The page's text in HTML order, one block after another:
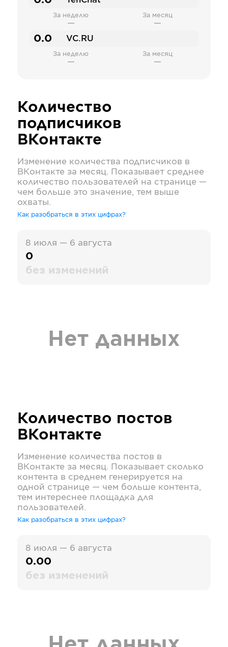
За неделю
—
За месяц
—
0.0 VC.RU
За неделю
—
За месяц
—
Количество
подписчиков
ВКонтакте
Изменение количества подписчиков в
ВКонтакте за месяц. Показывает среднее
количество пользователей на странице —
чем больше это значение, тем выше
охваты.
Как разобраться в этих цифрах?
8 июля — 6 августа
0
без изменений
Нет данных
Количество постов
ВКонтакте
Изменение количества постов в
ВКонтакте за месяц. Показывает сколько
контента в среднем генерируется на
одной странице — чем больше контента,
тем интереснее площадка для
пользователей.
Как разобраться в этих цифрах?
8 июля — 6 августа
0.00
без изменений